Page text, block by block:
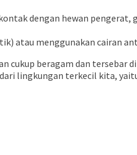
dengan hewan pengerat,
atau menggunakan cairan
cukup beragam dan
lingkungan terkecil kita,